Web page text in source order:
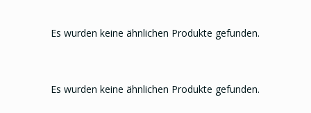
Es wurden keine ähnlichen Produkte gefunden.
Es wurden keine ähnlichen Produkte gefunden.